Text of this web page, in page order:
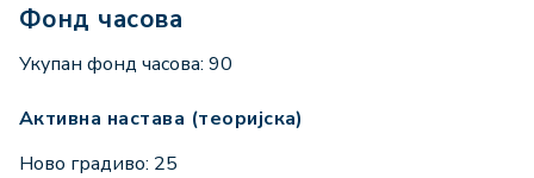
Фонд часова
Укупан фонд часова: 90
Активна настава (теоријска)
Ново градиво: 25